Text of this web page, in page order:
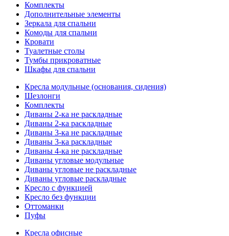
Комплекты
Дополнительные элементы
Зеркала для спальни
Комоды для спальни
Кровати
Туалетные столы
Тумбы прикроватные
Шкафы для спальни
Кресла модульные (основания, сидения)
Шезлонги
Комплекты
Диваны 2-ка не раскладные
Диваны 2-ка раскладные
Диваны 3-ка не раскладные
Диваны 3-ка раскладные
Диваны 4-ка не раскладные
Диваны угловые модульные
Диваны угловые не раскладные
Диваны угловые раскладные
Кресло с функцией
Кресло без функции
Оттоманки
Пуфы
Кресла офисные